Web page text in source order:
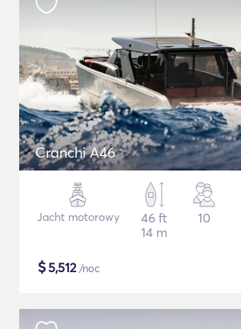
Cranchi A46
Jacht motorowy
46 ft
14 m
10
$5,512/noc